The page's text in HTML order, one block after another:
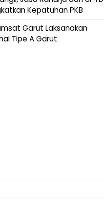
Kepatuhan PKB
Garut Laksanakan
Tipe A Garut